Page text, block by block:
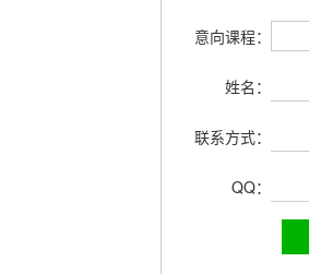
意向课程：
姓名：
联系方式：
QQ：